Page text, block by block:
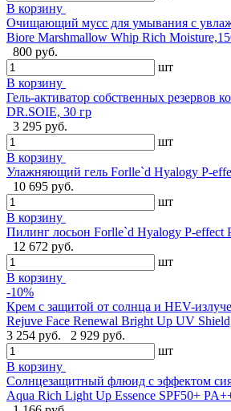
В корзину
Очищающий мусс для умывания с
Biore Marshmallow Whip Rich
800 руб.
шт
В корзину
Гель-активатор собственных резервов
DR.SOIE, 30 гр
3 295 руб.
шт
В корзину
Улажняющий гель Forlle`d Hyalogy P-
10 695 руб.
шт
В корзину
Пилинг лосьон Forlle`d Hyalogy P-effect
12 672 руб.
шт
В корзину
-10%
Крем с защитой от солнца и HEV-
Rejuve Face Renewal Bright Up UV
3 254 руб.
2 929 руб.
шт
В корзину
Солнцезащитный флюид с эффектом
Aqua Rich Light Up Essence SPF50+